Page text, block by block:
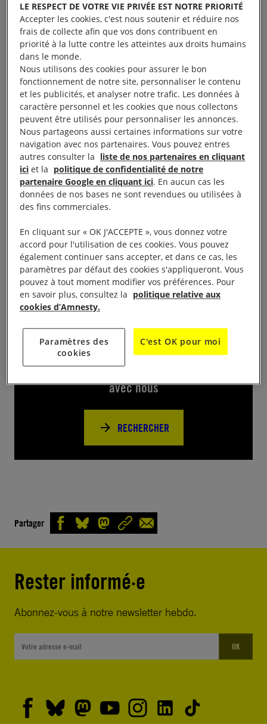
au Cinéma Rivoli à Carpentras suivi d’un débat en
visio avec la réalisatrice Cécile Allegra
Près de chez vous
avec nous
RECHERCHER
Partager
Rester informé·e
Abonnez-vous à notre newsletter hebdo.
OK
LE RESPECT DE VOTRE VIE PRIVÉE EST NOTRE PRIORITÉ
Accepter les cookies, c'est nous soutenir et réduire nos
frais de collecte afin que vos dons contribuent en
priorité à la lutte contre les atteintes aux droits humains
dans le monde.
Nous utilisons des cookies pour assurer le bon
fonctionnement de notre site, personnaliser le contenu
et les publicités, et analyser notre trafic. Les données à
caractère personnel et les cookies que nous collectons
peuvent être utilisés pour personnaliser les annonces.
Nous partageons aussi certaines informations sur votre
navigation avec nos partenaires. Vous pouvez entres
autres consulter la liste de nos partenaires en cliquant
ici et la politique de confidentialité de notre
partenaire Google en cliquant ici. En aucun cas les
données de nos bases ne sont revendues ou utilisées à
des fins commerciales.
En cliquant sur « OK J'ACCEPTE », vous donnez votre
accord pour l'utilisation de ces cookies. Vous pouvez
également continuer sans accepter, et dans ce cas, les
paramètres par défaut des cookies s'appliqueront. Vous
pouvez à tout moment modifier vos préférences. Pour
en savoir plus, consultez la politique relative aux
cookies d’Amnesty.
Paramètres des
cookies
C'est OK pour moi